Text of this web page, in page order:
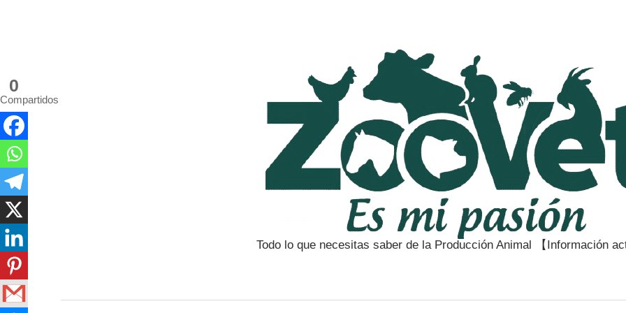
Todo lo que necesitas saber de la Producción Animal 【Información
0
Compartidos